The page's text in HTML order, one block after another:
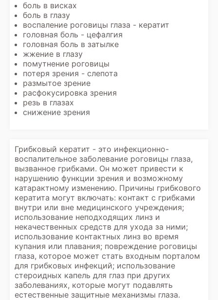
боль в висках
боль в глазу
воспаление роговицы глаза - кератит
головная боль - цефалгия
головная боль в затылке
жжение в глазу
помутнение роговицы
потеря зрения - слепота
размытое зрение
расфокусировка зрения
резь в глазах
снижение зрения
Грибковый кератит - это инфекционно-
воспалительное заболевание роговицы глаза,
вызванное грибками. Он может привести к
нарушению функции зрения и возможному
катарактному изменению. Причины грибкового
кератита могут включать: контакт с грибками
внутри или вне медицинского учреждения;
использование неподходящих линз и
некачественных средств для ухода за ними;
использование контактных линз во время
купания или плавания; повреждение роговицы
глаза, которое может стать входным порталом
для грибковых инфекций; использование
стероидных капель для глаз при других
заболеваниях, которые могут подавлять
естественные защитные механизмы глаза.